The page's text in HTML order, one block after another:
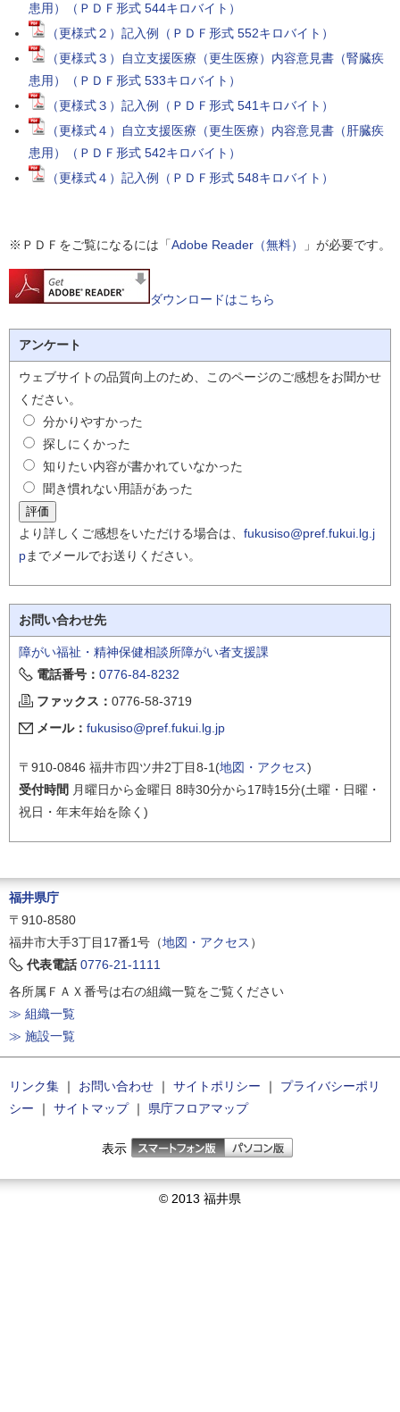
患用）（ＰＤＦ形式 544キロバイト）
（更様式２）記入例（ＰＤＦ形式 552キロバイト）
（更様式３）自立支援医療（更生医療）内容意見書（腎臓疾
患用）（ＰＤＦ形式 533キロバイト）
（更様式３）記入例（ＰＤＦ形式 541キロバイト）
（更様式４）自立支援医療（更生医療）内容意見書（肝臓疾
患用）（ＰＤＦ形式 542キロバイト）
（更様式４）記入例（ＰＤＦ形式 548キロバイト）
※ＰＤＦをご覧になるには「Adobe Reader（無料） 」が必要です。
ダウンロードはこちら
アンケート
ウェブサイトの品質向上のため、このページのご感想をお聞かせ
ください。
分かりやすかった
探しにくかった
知りたい内容が書かれていなかった
聞き慣れない用語があった
より詳しくご感想をいただける場合は、 fukusiso@pref.fukui.lg.j
pまでメールでお送りください。
お問い合わせ先
障がい福祉・精神保健相談所障がい者支援課
電話番号： 0776-84-8232
ファックス： 0776-58-3719
メール： fukusiso@pref.fukui.lg.jp
〒910-0846 福井市四ツ井2丁目8-1(地図・アクセス)
受付時間 月曜日から金曜日 8時30分から17時15分(土曜・日曜・
祝日・年末年始を除く)
福井県庁
〒910-8580
福井市大手3丁目17番1号（地図・アクセス ）
代表電話 0776-21-1111
各所属ＦＡＸ番号は右の組織一覧をご覧ください
≫ 組織一覧
≫ 施設一覧
リンク集 ｜ お問い合わせ ｜ サイトポリシー ｜
プライバシーポリ
シー ｜ サイトマップ｜ 県庁フロアマップ
表示
© 2013 福井県